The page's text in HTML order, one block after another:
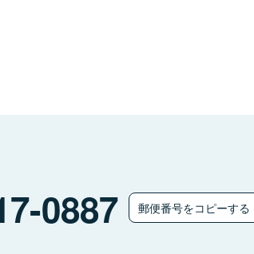
0887 郵便番号をコピーする